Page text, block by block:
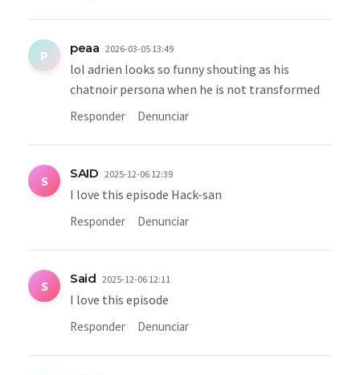
P peaa 2026-03-05 13:49
lol adrien looks so funny shouting as his
chatnoir persona when he is not transformed
Responder Denunciar
S SAID 2025-12-06 12:39
I love this episode Hack-san
Responder Denunciar
S Said 2025-12-06 12:11
I love this episode
Responder Denunciar